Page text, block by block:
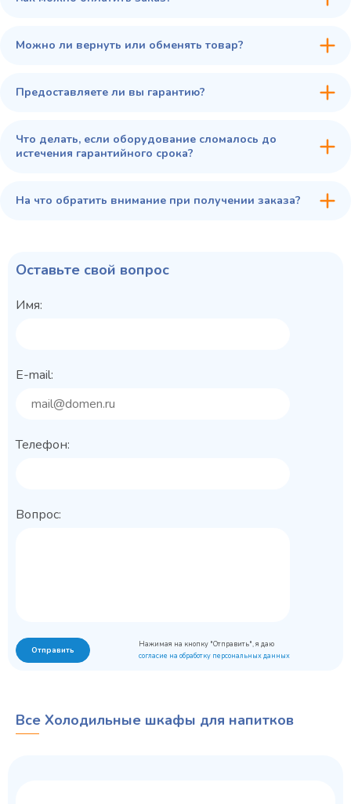
Можно ли вернуть или обменять товар?
Предоставляете ли вы гарантию?
Что делать, если оборудование сломалось до
истечения гарантийного срока?
На что обратить внимание при получении заказа?
Оставьте свой вопрос
Имя:
E-mail:
Телефон:
Вопрос:
Отправить
Нажимая на кнопку "Отправить", я даю
согласие на обработку персональных данных
Все Холодильные шкафы для напитков